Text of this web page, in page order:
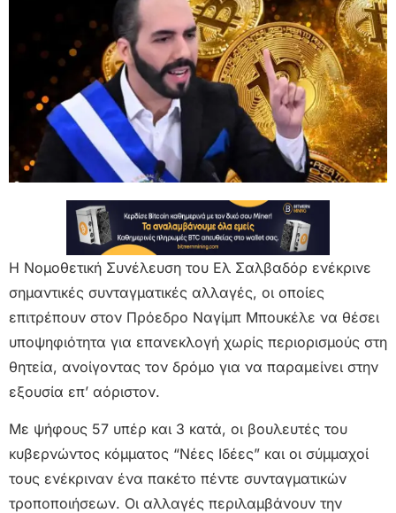
Η Νομοθετική Συνέλευση του Ελ Σαλβαδόρ ενέκρινε
σημαντικές συνταγματικές αλλαγές, οι οποίες
επιτρέπουν στον Πρόεδρο Ναγίμπ Μπουκέλε να θέσει
υποψηφιότητα για επανεκλογή χωρίς περιορισμούς στη
θητεία, ανοίγοντας τον δρόμο για να παραμείνει στην
εξουσία επ’ αόριστον.
Με ψήφους 57 υπέρ και 3 κατά, οι βουλευτές του
κυβερνώντος κόμματος “Νέες Ιδέες” και οι σύμμαχοί
τους ενέκριναν ένα πακέτο πέντε συνταγματικών
τροποποιήσεων. Οι αλλαγές περιλαμβάνουν την